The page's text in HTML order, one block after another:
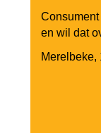
en wil dat
Merelbeke,